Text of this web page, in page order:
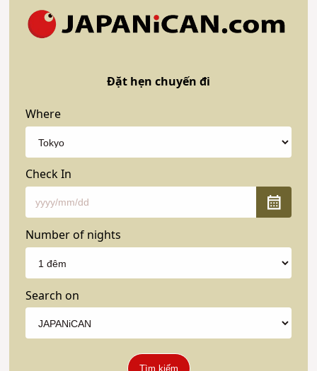
Đặt hẹn chuyến đi
Where
Check In
Number of nights
Search on
Tìm kiếm